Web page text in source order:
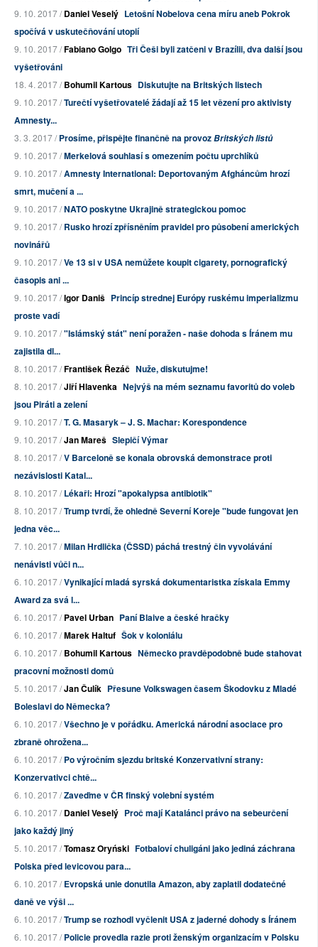
9. 10. 2017 /Daniel Veselý Letošní Nobelova cena míru aneb Pokrok
spočívá v uskutečňování utopií
9. 10. 2017 /Fabiano Golgo Tři Češi byli zatčeni v Brazílii, dva další jsou
vyšetřováni
18. 4. 2017 /Bohumil Kartous Diskutujte na Britských listech
9. 10. 2017 /Turečtí vyšetřovatelé žádají až 15 let vězení pro aktivisty
Amnesty...
3. 3. 2017 /Prosíme, přispějte finančně na provozBritských listů
9. 10. 2017 /Merkelová souhlasí s omezením počtu uprchlíků
9. 10. 2017 /Amnesty International: Deportovaným Afgháncům hrozí
smrt, mučení a ...
9. 10. 2017 /NATO poskytne Ukrajině strategickou pomoc
9. 10. 2017 /Rusko hrozí zpřísněním pravidel pro působení amerických
novinářů
9. 10. 2017 /Ve 13 si v USA nemůžete koupit cigarety, pornografický
časopis ani ...
9. 10. 2017 /Igor Daniš Princíp strednej Európy ruskému imperializmu
proste vadí
9. 10. 2017 /"Islámský stát" není poražen - naše dohoda s Íránem mu
zajistila dl...
8. 10. 2017 /František Řezáč Nuže, diskutujme!
8. 10. 2017 /Jiří Hlavenka Nejvýš na mém seznamu favoritů do voleb
jsou Piráti a zelení
9. 10. 2017 /T. G. Masaryk – J. S. Machar: Korespondence
9. 10. 2017 /Jan Mareš Slepičí Výmar
8. 10. 2017 /V Barceloně se konala obrovská demonstrace proti
nezávislosti Katal...
8. 10. 2017 /Lékaři: Hrozí "apokalypsa antibiotik"
8. 10. 2017 /Trump tvrdí, že ohledně Severní Koreje "bude fungovat jen
jedna věc...
7. 10. 2017 /Milan Hrdlička (ČSSD) páchá trestný čin vyvolávání
nenávisti vůči n...
6. 10. 2017 /Vynikající mladá syrská dokumentaristka získala Emmy
Award za svá l...
6. 10. 2017 /Pavel Urban Paní Blaive a české hračky
6. 10. 2017 /Marek Haltuf Šok v koloniálu
6. 10. 2017 /Bohumil Kartous Německo pravděpodobně bude stahovat
pracovní možnosti domů
5. 10. 2017 /Jan Čulík Přesune Volkswagen časem Škodovku z Mladé
Boleslavi do Německa?
6. 10. 2017 /Všechno je v pořádku. Americká národní asociace pro
zbraně ohrožena...
6. 10. 2017 /Po výročním sjezdu britské Konzervativní strany:
Konzervativci chtě...
6. 10. 2017 /Zaveďme v ČR finský volební systém
6. 10. 2017 /Daniel Veselý Proč mají Katalánci právo na sebeurčení
jako každý jiný
5. 10. 2017 /Tomasz Oryński Fotbaloví chuligáni jako jediná záchrana
Polska před levicovou para...
6. 10. 2017 /Evropská unie donutila Amazon, aby zaplatil dodatečné
daně ve výši ...
6. 10. 2017 /Trump se rozhodl vyčlenit USA z jaderné dohody s Íránem
6. 10. 2017 /Policie provedla razie proti ženským organizacím v Polsku